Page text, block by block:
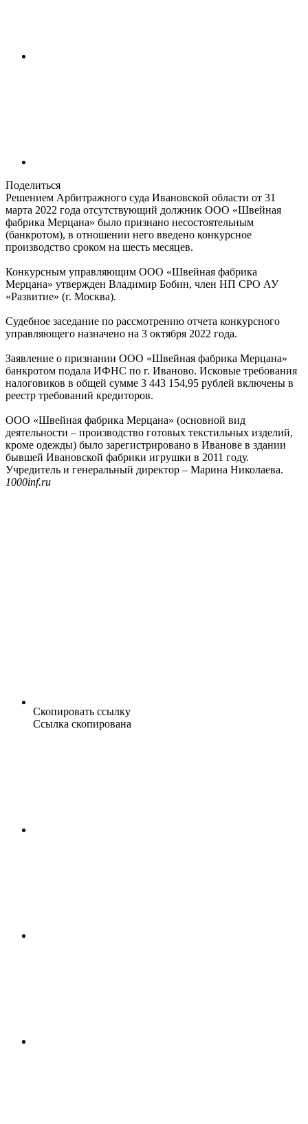
Поделиться
Решением Арбитражного суда Ивановской области от 31
марта 2022 года отсутствующий должник ООО «Швейная
фабрика Мерцана» было признано несостоятельным
(банкротом), в отношении него введено конкурсное
производство сроком на шесть месяцев.
Конкурсным управляющим ООО «Швейная фабрика
Мерцана» утвержден Владимир Бобин, член НП СРО АУ
«Развитие» (г. Москва).
Судебное заседание по рассмотрению отчета конкурсного
управляющего назначено на 3 октября 2022 года.
Заявление о признании ООО «Швейная фабрика Мерцана»
банкротом подала ИФНС по г. Иваново. Исковые требования
налоговиков в общей сумме 3 443 154,95 рублей включены в
реестр требований кредиторов.
ООО «Швейная фабрика Мерцана» (основной вид
деятельности – производство готовых текстильных изделий,
кроме одежды) было зарегистрировано в Иванове в здании
бывшей Ивановской фабрики игрушки в 2011 году.
Учредитель и генеральный директор – Марина Николаева.
1000inf.ru
Скопировать ссылку
Ссылка скопирована